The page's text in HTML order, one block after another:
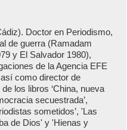
Doctor en Periodismo,
de guerra (Ramadam
y El Salvador 1980),
de la Agencia EFE
como director de
los libros ‘China, nueva
secuestrada’,
sometidos’, 'Las
de Dios' y 'Hienas y